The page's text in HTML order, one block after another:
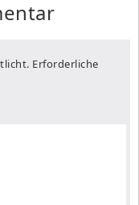
Erforderliche